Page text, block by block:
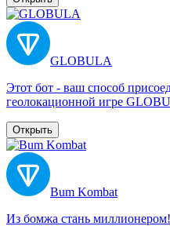
GLOBULA
Этот бот - ваш способ
геолокационной игре
Открыть
Bum Kombat
Из бомжа стань миллионером!